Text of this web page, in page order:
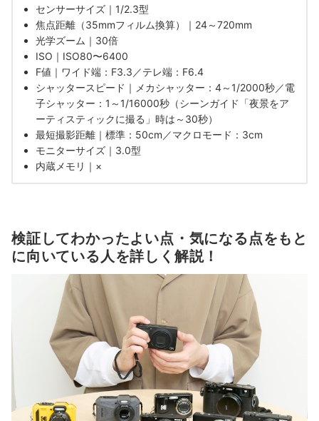
センサーサイズ｜1/2.3型
焦点距離（35mmフィルム換算）｜24～720mm
光学ズーム｜30倍
ISO｜ISO80〜6400
F値｜ワイド端：F3.3／テレ端：F6.4
シャッタースピード｜メカシャッター：4～1/2000秒／電
子シャッター：1～1/16000秒（シーンガイド「夜景をア
ーティスティックに撮る」時は～30秒）
最短撮影距離｜標準：50cm／マクロモード：3cm
モニターサイズ｜3.0型
内蔵メモリ｜×
検証してわかったよい点・気になる点をもと
に向いている人を詳しく解説！